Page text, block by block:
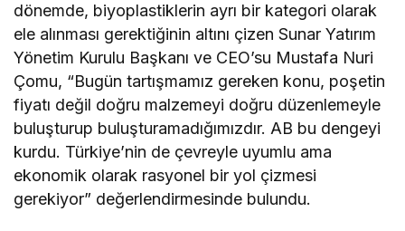
dönemde, biyoplastiklerin ayrı bir kategori olarak
ele alınması gerektiğinin altını çizen Sunar Yatırım
Yönetim Kurulu Başkanı ve CEO’su Mustafa Nuri
Çomu, “Bugün tartışmamız gereken konu, poşetin
fiyatı değil doğru malzemeyi doğru düzenlemeyle
buluşturup buluşturamadığımızdır. AB bu dengeyi
kurdu. Türkiye’nin de çevreyle uyumlu ama
ekonomik olarak rasyonel bir yol çizmesi
gerekiyor” değerlendirmesinde bulundu.